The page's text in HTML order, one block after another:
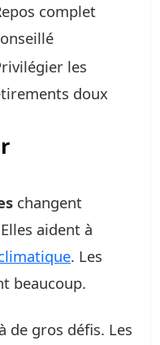
complet
les
doux
changent
aident à
. Les
beaucoup.
de gros défis. Les